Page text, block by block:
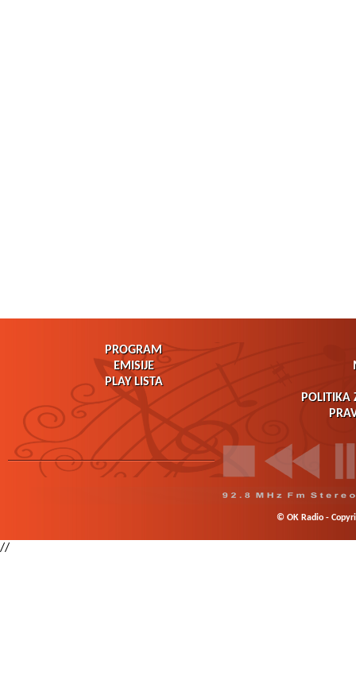
PROGRAM
EMISIJE
PLAY LISTA
POLITIKA
© OK Radio -
//